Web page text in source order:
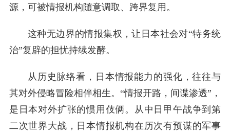
源，可被情报机构随意调取、跨界复用。
这种无边界的情报集权，让日本社会对“特务统
治”复辟的担忧持续发酵。
从历史脉络看，日本情报能力的强化，往往与
其对外侵略冒险相伴相生。“情报开路，间谍渗透”，
是日本对外扩张的惯用伎俩。从中日甲午战争到第
二次世界大战，日本情报机构在历次有预谋的军事